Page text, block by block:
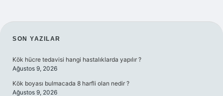
SIDEBAR
SON YAZILAR
Kök hücre tedavisi hangi hastalıklarda yapılır ?
Ağustos 9, 2026
Kök boyası bulmacada 8 harfli olan nedir ?
Ağustos 9, 2026